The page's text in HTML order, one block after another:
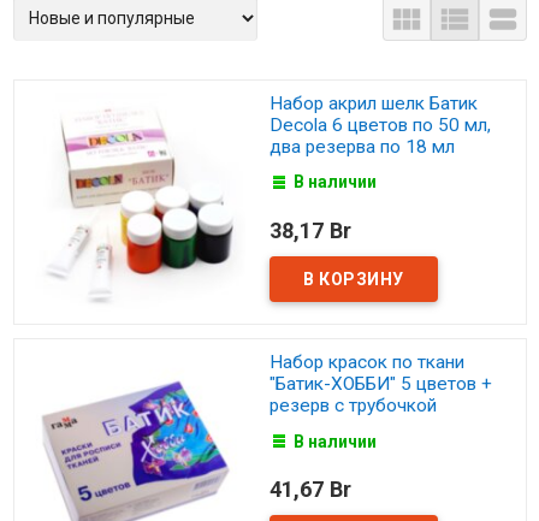
  
Набор акрил шелк Батик
Decola 6 цветов по 50 мл,
два резерва по 18 мл
В наличии
38,17 Br
Набор красок по ткани
"Батик-ХОББИ" 5 цветов +
резерв с трубочкой
В наличии
41,67 Br